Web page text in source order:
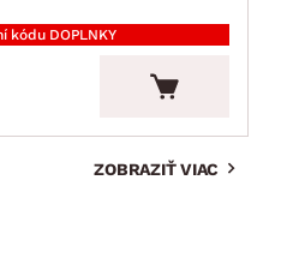
kódu DOPLNKY
ZOBRAZIŤ VIAC